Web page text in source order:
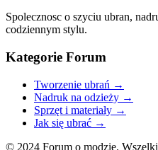
Spolecznosc o szyciu ubran,
codziennym stylu.
Kategorie Forum
Tworzenie ubrań →
Nadruk na odzieży →
Sprzęt i materiały →
Jak się ubrać →
© 2024 Forum o modzie.